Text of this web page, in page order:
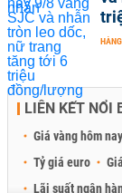
LIÊN KẾT NỔI
Giá vàng hôm nay
Tỷ giá euro
Lãi suất ngân